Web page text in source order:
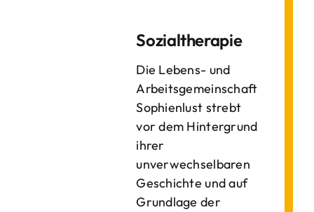
Sozialtherapie
Die Lebens- und
Arbeitsgemeinschaft
Sophienlust strebt
vor dem Hintergrund
ihrer
unverwechselbaren
Geschichte und auf
Grundlage der